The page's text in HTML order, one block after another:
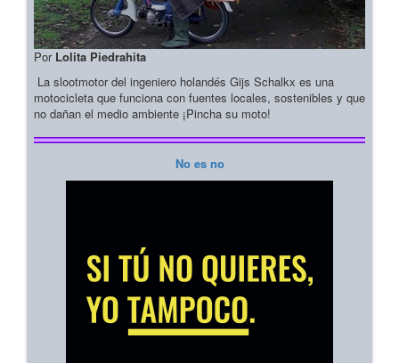
Por Lolita Piedrahita
La slootmotor del ingeniero holandés Gijs Schalkx es una
motocicleta que funciona con fuentes locales, sostenibles y que
no dañan el medio ambiente ¡Pincha su moto!
No es no